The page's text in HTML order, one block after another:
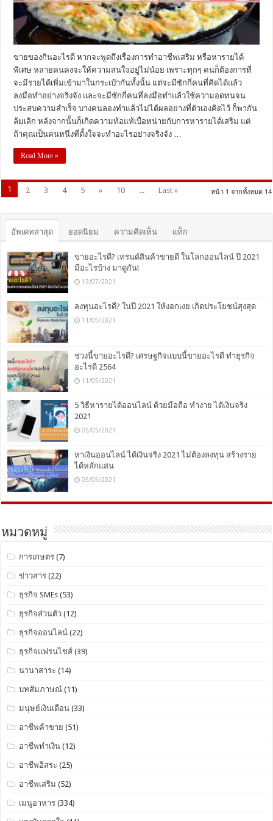
ขายของกินอะไรดี หากจะพูดถึงเรื่องการทำอาชีพเสริม หรือหารายได้
พิเศษ หลายคนคงจะให้ความสนใจอยู่ไม่น้อย เพราะทุกๆ คนก็ต้องการที่
จะมีรายได้เพิ่มเข้ามาในกระเป๋ากันทั้งนั้น แต่จะมีซักกี่คนที่คิดได้แล้ว
ลงมือทำอย่างจริงจัง และจะมีซักกี่คนที่ลงมือทำแล้วใช้ความอดทนจน
ประสบความสำเร็จ บางคนลองทำแล้วไม่ได้ผลอย่างที่ตัวเองคิดไว้ ก็พากัน
ล้มเลิก หลังจากนั้นก็เกิดความท้อแท้เบื่อหน่ายกับการหารายได้เสริม แต่
ถ้าคุณเป็นคนหนึ่งที่ตั้งใจจะทำอะไรอย่างจริงจัง …
Read More »
หน้า 1 จากทั้งหมด 14
1 2 3 4 5 » 10 ... Last »
อัพเดทล่าสุด ยอดนิยม ความคิดเห็น แท็ก
ขายอะไรดี? เทรนด์สินค้าขายดี ในโลกออนไลน์ ปี 2021
มีอะไรบ้าง มาดูกัน!
13/07/2021
ลงทุนอะไรดี? ในปี 2021 ให้งอกเงย เกิดประโยชน์สุงสุด
11/05/2021
ช่วงนี้ขายอะไรดี? เศรษฐกิจแบบนี้ขายอะไรดี ทำธุรกิจ
อะไรดี 2564
11/05/2021
5 วิธีหารายได้ออนไลน์ ด้วยมือถือ ทำง่าย ได้เงินจริง
2021
05/05/2021
หาเงินออนไลน์ ได้เงินจริง 2021 ไม่ต้องลงทุน สร้างราย
ได้หลักแสน
05/05/2021
หมวดหมู่
การเกษตร (7)
ข่าวสาร (22)
ธุรกิจ SMEs (53)
ธุรกิจส่วนตัว (12)
ธุรกิจออนไลน์ (22)
ธุรกิจแฟรนไชส์ (39)
นานาสาระ (14)
บทสัมภาษณ์ (11)
มนุษย์เงินเดือน (33)
อาชีพค้าขาย (51)
อาชีพทำเงิน (12)
อาชีพอิสระ (25)
อาชีพเสริม (52)
เมนูอาหาร (334)